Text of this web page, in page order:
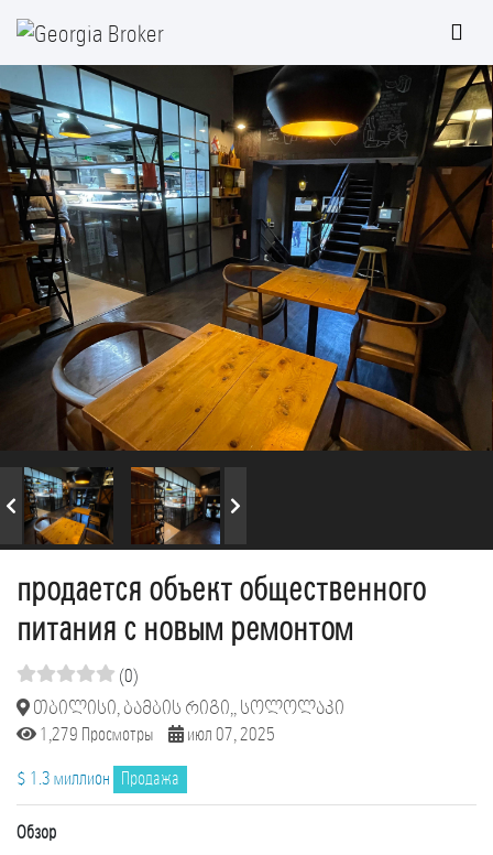
продается объект общественного
питания с новым ремонтом
(0)
თბილისი, ბამბის რიგი,, სოლოლაკი
1,279 Просмотры
июл 07, 2025
$ 1.3 миллион Продажа
Обзор